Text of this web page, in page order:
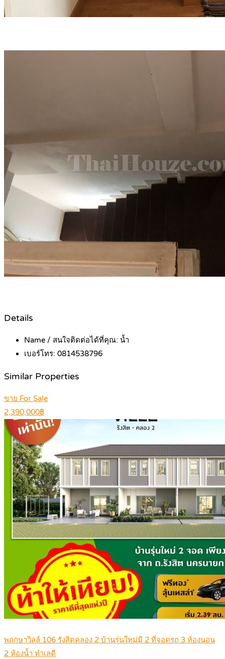
Details
Name / สนใจติดต่อได้ที่คุณ: น้ำ
เบอร์โทร: 0814538796
Similar Properties
ขาย For Sale
2,390,000฿
พฤกษาวิลล์ 106 รังสิตคลอง 2 บ้านรุ่นใหม่มี 2 ที่จอดรถ 3 ห้องนอน
2 ห้องน้ำ ทำเลดี